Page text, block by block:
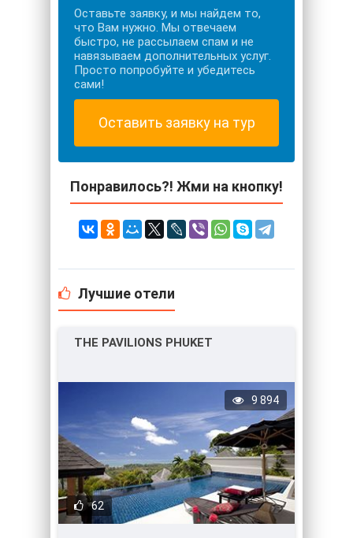
Оставьте заявку, и мы найдем то,
что Вам нужно. Мы отвечаем
быстро, не рассылаем спам и не
навязываем дополнительных услуг.
Просто попробуйте и убедитесь
сами!
Оставить заявку на тур
Понравилось?! Жми на кнопку!
Лучшие отели
THE PAVILIONS PHUKET
62
9 894